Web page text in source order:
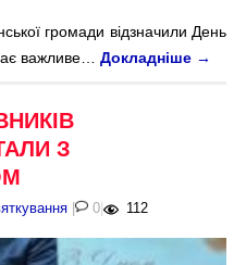
громади відзначили День
важливе…Докладніше →
З
| 0 | 112